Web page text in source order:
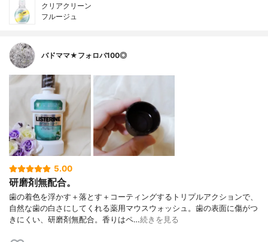
クリアクリーン
フルージュ
バドママ★フォロバ100◎
5.00
研磨剤無配合。
歯の着色を浮かす＋落とす＋コーティングするトリプルアクションで、
自然な歯の白さにしてくれる薬用マウスウォッシュ。歯の表面に傷がつ
きにくい、研磨剤無配合。香りはペ…続きを見る